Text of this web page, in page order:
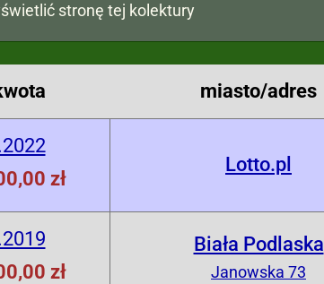
stronę tej kolektury
miasto/adres
zł
Lotto.pl
zł
Biała Podlaska
Janowska 73